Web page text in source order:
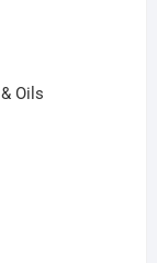
Oils